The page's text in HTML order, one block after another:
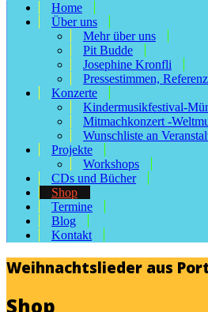
Home
Über uns
Mehr über uns
Pit Budde
Josephine Kronfli
Pressestimmen,
Konzerte
Kindermusikfestival-
Mitmachkonzert -
Wunschliste an
Projekte
Workshops
CDs und Bücher
Shop
Termine
Blog
Kontakt
Weihnachtslieder aus
Shop